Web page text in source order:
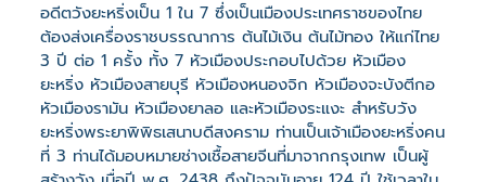
อดีตวังยะหริ่งเป็น 1 ใน 7 ซึ่งเป็นเมืองประเทศราชของไทย
ต้องส่งเครื่องราชบรรณาการ ต้นไม้เงิน ต้นไม้ทอง ให้แก่ไทย
3 ปี ต่อ 1 ครั้ง ทั้ง 7 หัวเมืองประกอบไปด้วย หัวเมือง
ยะหริ่ง หัวเมืองสายบุรี หัวเมืองหนองจิก หัวเมืองจะบังตีกอ
หัวเมืองรามัน หัวเมืองยาลอ และหัวเมืองระแงะ สำหรับวัง
ยะหริ่งพระยาพิพิธเสนาบดีสงคราม ท่านเป็นเจ้าเมืองยะหริ่งคน
ที่ 3 ท่านได้มอบหมายช่างเชื้อสายจีนที่มาจากกรุงเทพ เป็นผู้